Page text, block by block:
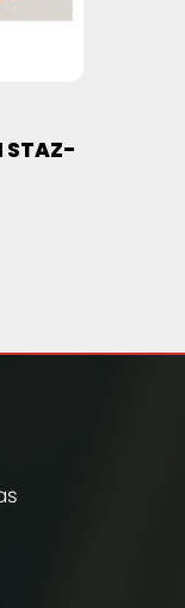
STAZ-